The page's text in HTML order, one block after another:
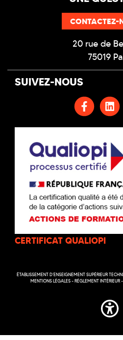
CONTACTEZ-
20 rue de
75019
SUIVEZ-NOUS
CERTIFICAT QUALIOPI
ÉTABLISSEMENT D’ENSEIGNEMENT SUPÉRIEUR
MENTIONS LÉGALES-RÉGLEMENT INTÉRIEUR-